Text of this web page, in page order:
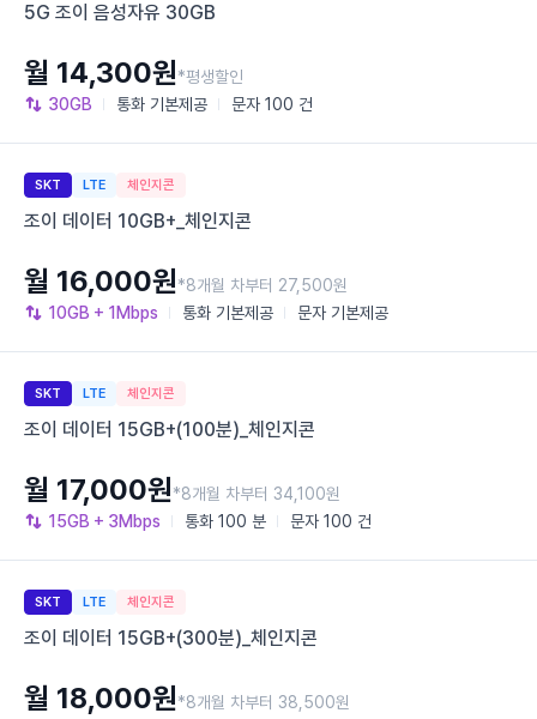
5G 조이 음성자유 30GB
30GB 통화 기본제공 문자 100 건
월 14,300원*평생할인
SKT LTE 체인지콘
조이 데이터 10GB+_체인지콘
10GB + 1Mbps 통화 기본제공 문자 기본제공
월 16,000원*8개월 차부터 27,500원
SKT LTE 체인지콘
조이 데이터 15GB+(100분)_체인지콘
15GB + 3Mbps 통화 100 분 문자 100 건
월 17,000원*8개월 차부터 34,100원
SKT LTE 체인지콘
조이 데이터 15GB+(300분)_체인지콘
월 18,000원*8개월 차부터 38,500원